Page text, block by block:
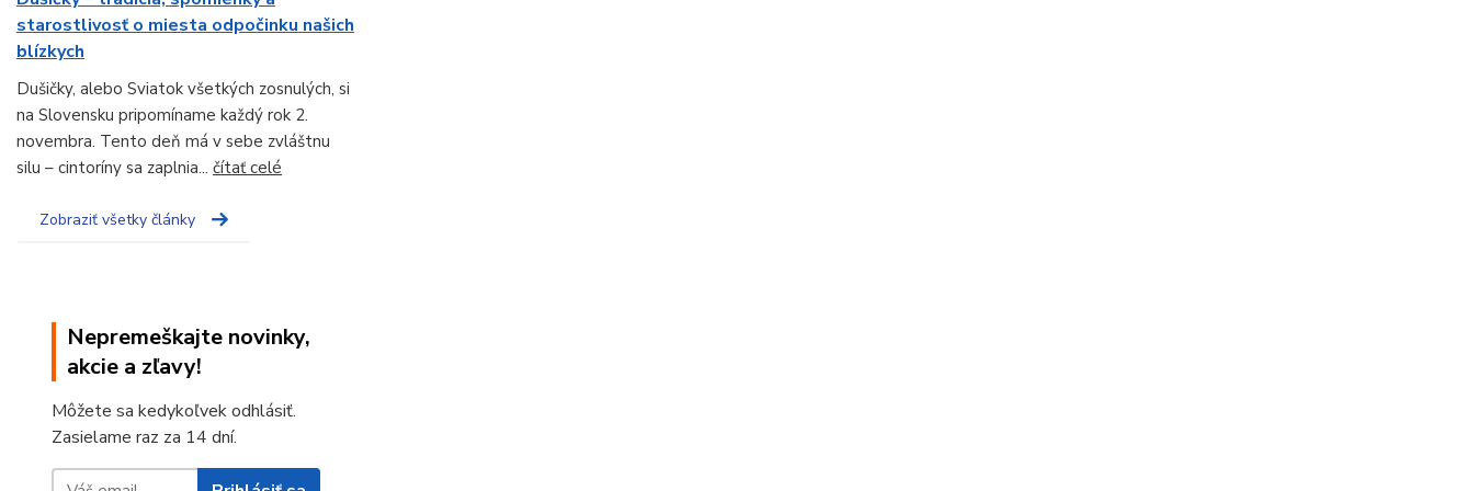
starostlivosť o miesta odpočinku našich
blízkych
Dušičky, alebo Sviatok všetkých zosnulých, si
na Slovensku pripomíname každý rok 2.
novembra. Tento deň má v sebe zvláštnu
silu – cintoríny sa zaplnia... čítať celé
Zobraziť všetky články
Nepremeškajte novinky,
akcie a zľavy!
Môžete sa kedykoľvek odhlásiť.
Zasielame raz za 14 dní.